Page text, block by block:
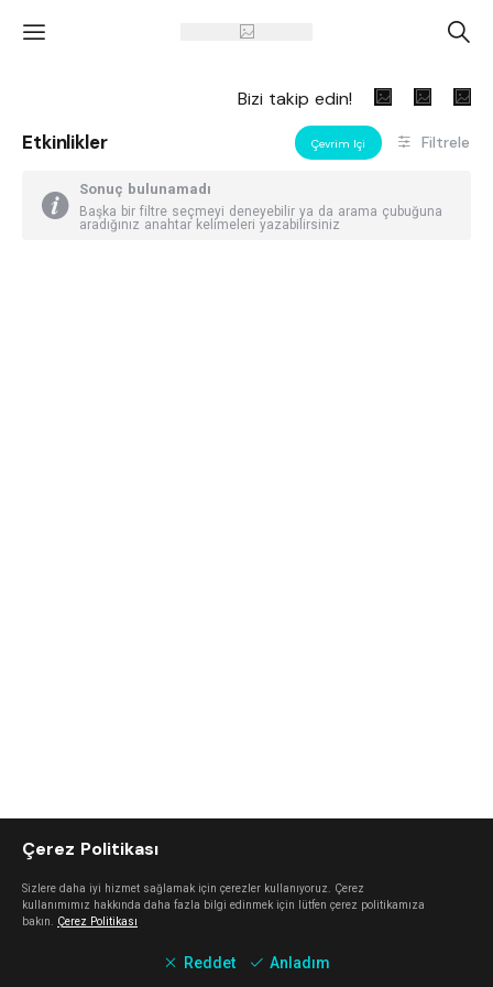
' A
Bizi takip edin!
Etkinlikler Çevrim Içi Filtrele
Sonuç bulunamadı
Başka bir filtre seçmeyi deneyebilir ya da arama çubuğuna
aradığınız anahtar kelimeleri yazabilirsiniz
Çerez Politikası
Sizlere daha iyi hizmet sağlamak için çerezler kullanıyoruz. Çerez
kullanımımız hakkında daha fazla bilgi edinmek için lütfen çerez politikamıza
bakın. Çerez Politikası
Reddet Anladım